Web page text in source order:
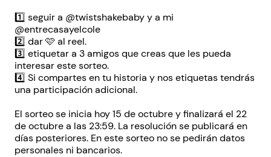
1️⃣ seguir a @twistshakebaby y a mi
@entrecasayelcole
2️⃣ dar 🩷 al reel.
3️⃣ etiquetar a 3 amigos que creas que les pueda
interesar este sorteo.
4️⃣ Si compartes en tu historia y nos etiquetas tendrás
una participación adicional.
El sorteo se inicia hoy 15 de octubre y finalizará el 22
de octubre a las 23:59. La resolución se publicará en
días posteriores. En este sorteo no se pedirán datos
personales ni bancarios.